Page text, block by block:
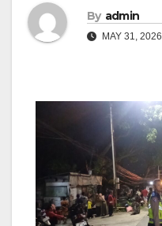
By admin
MAY 31, 2026